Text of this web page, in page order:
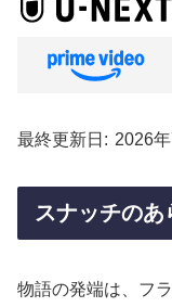
最終更新日 2026
スナッチのあ
物語の発端は、フ